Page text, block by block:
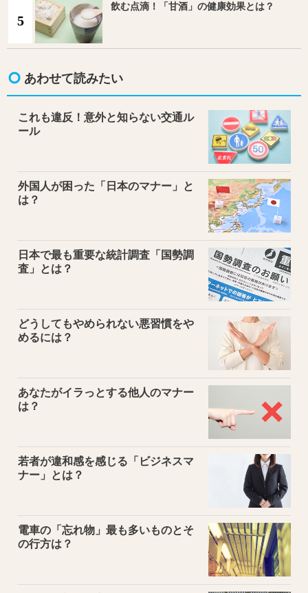
5
飲む点滴！「甘酒」の健康効果とは？
あわせて読みたい
これも違反！意外と知らない交通ル
ール
外国人が困った「日本のマナー」と
は？
日本で最も重要な統計調査「国勢調
査」とは？
どうしてもやめられない悪習慣をや
めるには？
あなたがイラっとする他人のマナー
は？
若者が違和感を感じる「ビジネスマ
ナー」とは？
電車の「忘れ物」最も多いものとそ
の行方は？